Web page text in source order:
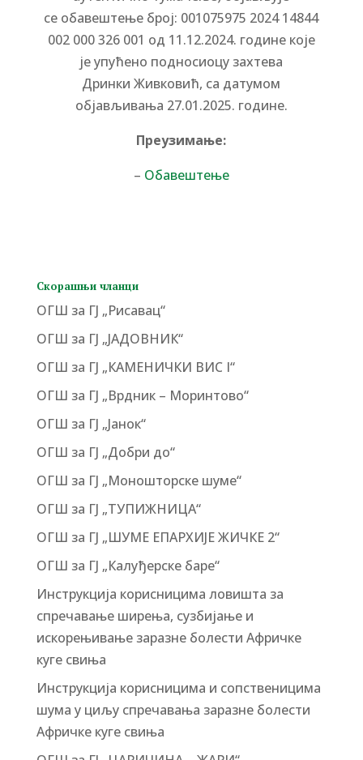
се обавештење број: 001075975 2024 14844
002 000 326 001 од 11.12.2024. године које
је упућено подносиоцу захтева
Дринки Живковић, са датумом
објављивања 27.01.2025. године.
Преузимање:
– Обавештење
Скорашњи чланци
ОГШ за ГЈ „Рисавац“
ОГШ за ГЈ „ЈАДОВНИК“
ОГШ за ГЈ „КАМЕНИЧКИ ВИС I“
ОГШ за ГЈ „Врдник – Моринтово“
ОГШ за ГЈ „Јанок“
ОГШ за ГЈ „Добри до“
ОГШ за ГЈ „Моношторске шуме“
ОГШ за ГЈ „ТУПИЖНИЦА“
ОГШ за ГЈ „ШУМЕ ЕПАРХИЈЕ ЖИЧКЕ 2“
ОГШ за ГЈ „Калуђерске баре“
Инструкција корисницима ловишта за
спречавање ширења, сузбијање и
искорењивање заразне болести Афричке
куге свиња
Инструкција корисницима и сопственицима
шума у циљу спречавања заразне болести
Афричке куге свиња